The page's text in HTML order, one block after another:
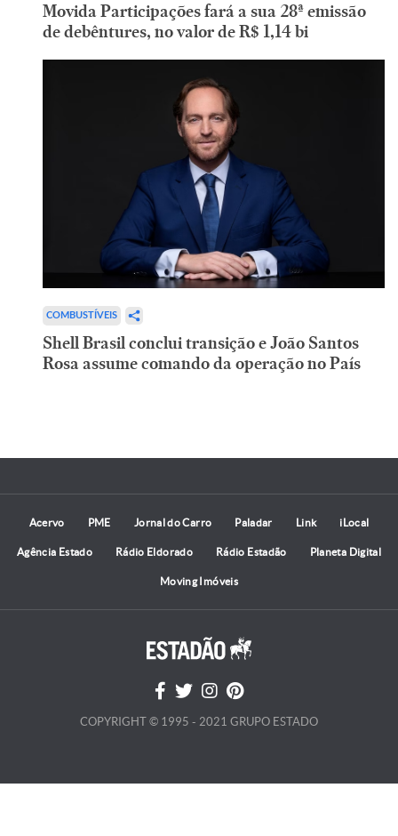
Movida Participações fará a sua 28ª emissão
de debêntures, no valor de R$ 1,14 bi
COMBUSTÍVEIS
Shell Brasil conclui transição e João Santos
Rosa assume comando da operação no País
Acervo PME Jornal do Carro Paladar Link iLocal
Agência Estado Rádio Eldorado Rádio Estadão Planeta Digital
Moving Imóveis
COPYRIGHT © 1995 - 2021 GRUPO ESTADO